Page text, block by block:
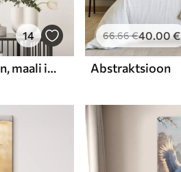
14
Abstraktne kompositsioon, maali imitatsioon
66.66€40.00€
Abstraktsioon